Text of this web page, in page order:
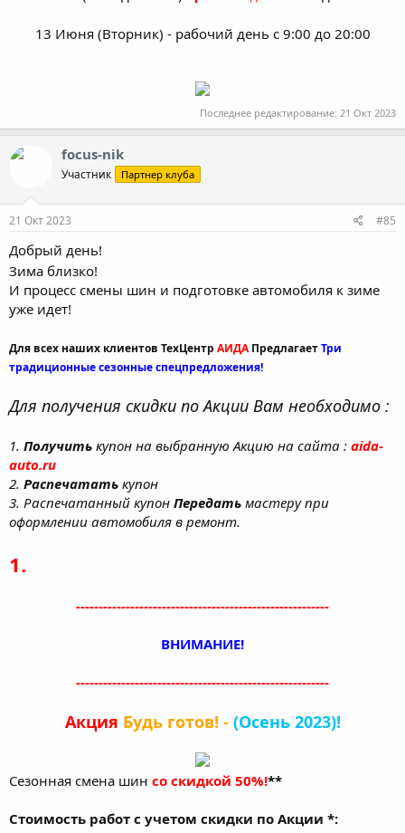
13 Июня (Вторник) - рабочий день с 9:00 до 20:00
Последнее редактирование: 21 Окт 2023
focus-nik
Участник Партнер клуба
21 Окт 2023 #85
Добрый день!
Зима близко!
И процесс смены шин и подготовке автомобиля к зиме
уже идет!
Для всех наших клиентов ТехЦентр АИДАПредлагаетТри
традиционные сезонные спецпредложения!
Для получения скидки по Акции Вам необходимо :
1. Получить купон на выбранную Акцию на сайта : aida-
auto.ru
2. Распечатать купон
3. Распечатанный купон Передать мастеру при
оформлении автомобиля в ремонт.
1.
--------------------------------------------------------
ВНИМАНИЕ!
--------------------------------------------------------
Акция Будь готов! - (Осень 2023)!
Сезонная смена шин со скидкой 50%!**
Стоимость работ с учетом скидки по Акции *: